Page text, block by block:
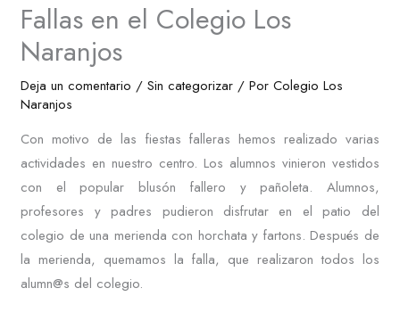
Fallas en el Colegio Los
Naranjos
Deja un comentario /Sin categorizar / PorColegio Los
Naranjos
Con motivo de las fiestas falleras hemos realizado varias
actividades en nuestro centro. Los alumnos vinieron vestidos
con el popular blusón fallero y pañoleta. Alumnos,
profesores y padres pudieron disfrutar en el patio del
colegio de una merienda con horchata y fartons. Después de
la merienda, quemamos la falla, que realizaron todos los
alumn@s del colegio.